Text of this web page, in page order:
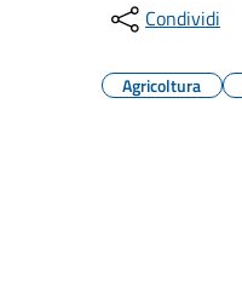
Condividi
Agricoltura